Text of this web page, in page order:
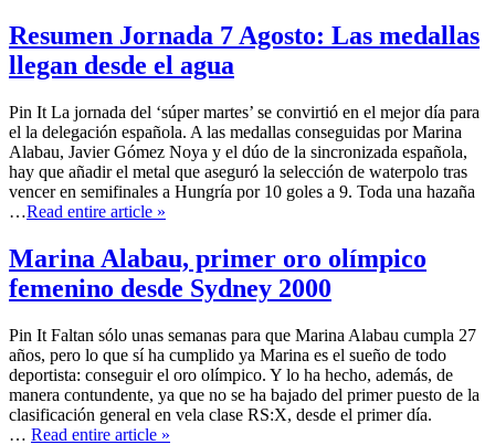
Resumen Jornada 7 Agosto: Las medallas
llegan desde el agua
Pin It La jornada del ‘súper martes’ se convirtió en el mejor día para
el la delegación española. A las medallas conseguidas por Marina
Alabau, Javier Gómez Noya y el dúo de la sincronizada española,
hay que añadir el metal que aseguró la selección de waterpolo tras
vencer en semifinales a Hungría por 10 goles a 9. Toda una hazaña
…Read entire article »
Marina Alabau, primer oro olímpico
femenino desde Sydney 2000
Pin It Faltan sólo unas semanas para que Marina Alabau cumpla 27
años, pero lo que sí ha cumplido ya Marina es el sueño de todo
deportista: conseguir el oro olímpico. Y lo ha hecho, además, de
manera contundente, ya que no se ha bajado del primer puesto de la
clasificación general en vela clase RS:X, desde el primer día.
… Read entire article »